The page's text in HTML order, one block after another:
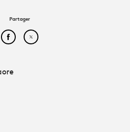
Partager
Partager cet article sur
Partager cet article sur